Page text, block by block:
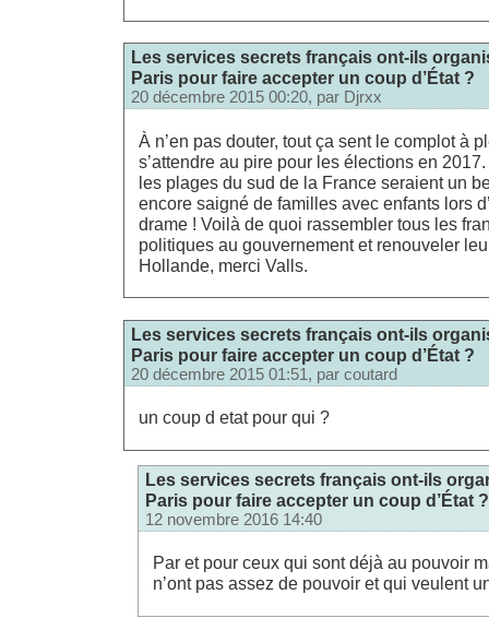
Les services secrets français ont-ils
Paris pour faire accepter un coup d’État ?
20 décembre 2015 00:20, par Djrxx
À n’en pas douter, tout ça sent le complot à
s’attendre au pire pour les élections en
les plages du sud de la France seraient un
encore saigné de familles avec enfants lors
drame ! Voilà de quoi rassembler tous les
politiques au gouvernement et renouveler
Hollande, merci Valls.
Les services secrets français ont-ils
Paris pour faire accepter un coup d’État ?
20 décembre 2015 01:51, par coutard
un coup d etat pour qui ?
Les services secrets français ont-ils
Paris pour faire accepter un coup d’État ?
12 novembre 2016 14:40
Par et pour ceux qui sont déjà au pouvoir
n’ont pas assez de pouvoir et qui veulent